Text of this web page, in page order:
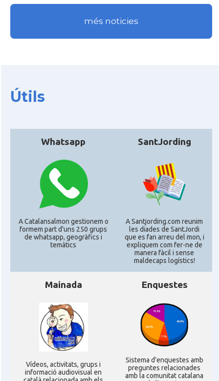
Catalans a JENA
CAMON Catalans a LEIPZIG
CAMON Catalans a Mainz
CAMON Catalans a MANNHEIM
CAMON Catalans a MÜNCHEN
CAMON Catalans a OLDENBURG
CAMON Catalans a ROSTOCK
CAMON Catalans a Stuttgart
més noticies
Útils
Whatsapp
A Catalansalmon gestionem o
formem part d'uns 250 grups
de whatsapp, geogràfics i
temàtics
SantJording
A Santjording.com reunim
les diades de SantJordi
que es fan arreu del mon, i
expliquem com fer-ne de
manera fàcil i sense
maldecaps logí­stics!
Mainada
Ví­deos, activitats, grups i
informació audiovisual en
Enquestes
Sistema d'enquestes amb
preguntes relacionades
amb la comunitat catalana